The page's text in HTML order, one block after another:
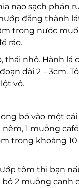
nạo sạch phần
đắng thành
trong nước
ráo.
thái nhỏ. Hành lá
dài 2 – 3cm.
vỏ.
bỏ vào một cái
1 muỗng
trong khoảng
tôm thì bạn
bỏ 2 muỗng canh